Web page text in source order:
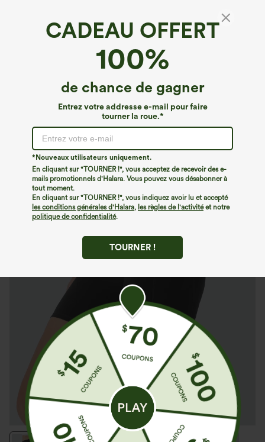
CADEAU OFFERT
100%
de chance de gagner
Entrez votre addresse e-mail pour faire
tourner la roue.*
*Nouveaux utilisateurs uniquement.
En cliquant sur "TOURNER !", vous acceptez de recevoir des e-
mails promotionnels d'Halara. Vous pouvez vous désabonner à
tout moment.
En cliquant sur "TOURNER !", vous indiquez avoir lu et accepté
les conditions générales d'Halara, les règles de l'activitéet notre
politique de confidentialité.
TOURNER !
SoftlyZero™*
SoftlyZero™ shorts de yoga et de cyclisme
taille haute à poches doubles 5'' - UPF50+
€40,95 EUR